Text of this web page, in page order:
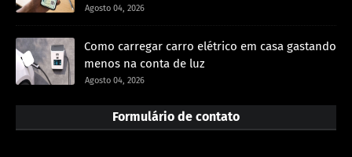
Agosto 04, 2026
Como carregar carro elétrico em casa gastando
menos na conta de luz
Agosto 04, 2026
Formulário de contato